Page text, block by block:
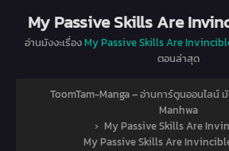
My Passive Skills Are
อ่านมังงะเรื่องMy Passive Skills Are
ตอนล่าสุด
ToomTam-Manga – อ่านการ์ตูนออนไลน์
Manhwa
› My Passive Skills Are
My Passive Skills Are